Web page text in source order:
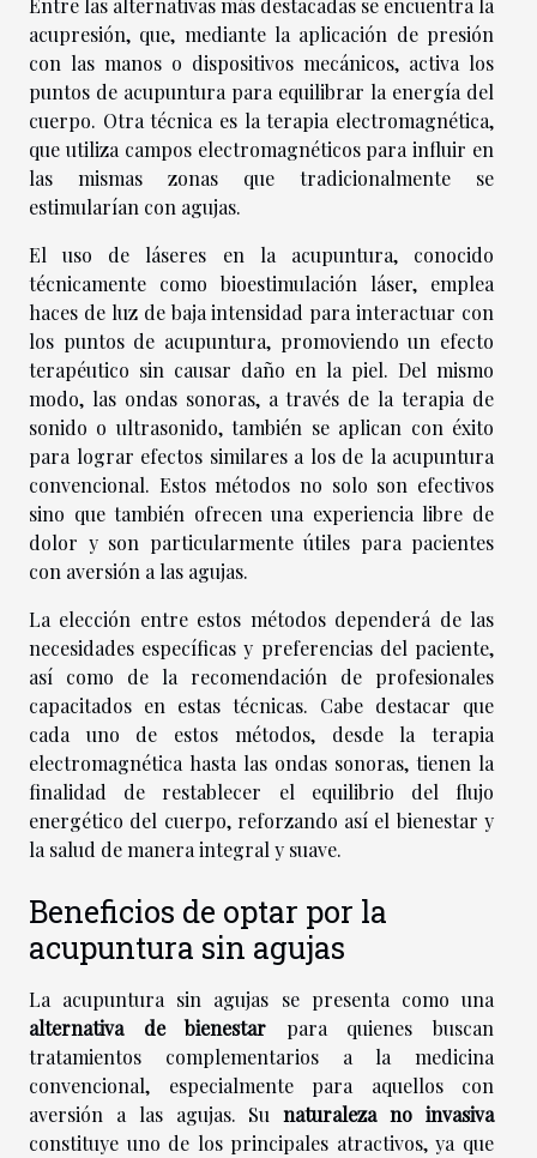
Entre las alternativas más destacadas se encuentra la
acupresión, que, mediante la aplicación de presión
con las manos o dispositivos mecánicos, activa los
puntos de acupuntura para equilibrar la energía del
cuerpo. Otra técnica es la terapia electromagnética,
que utiliza campos electromagnéticos para influir en
las mismas zonas que tradicionalmente se
estimularían con agujas.
El uso de láseres en la acupuntura, conocido
técnicamente como bioestimulación láser, emplea
haces de luz de baja intensidad para interactuar con
los puntos de acupuntura, promoviendo un efecto
terapéutico sin causar daño en la piel. Del mismo
modo, las ondas sonoras, a través de la terapia de
sonido o ultrasonido, también se aplican con éxito
para lograr efectos similares a los de la acupuntura
convencional. Estos métodos no solo son efectivos
sino que también ofrecen una experiencia libre de
dolor y son particularmente útiles para pacientes
con aversión a las agujas.
La elección entre estos métodos dependerá de las
necesidades específicas y preferencias del paciente,
así como de la recomendación de profesionales
capacitados en estas técnicas. Cabe destacar que
cada uno de estos métodos, desde la terapia
electromagnética hasta las ondas sonoras, tienen la
finalidad de restablecer el equilibrio del flujo
energético del cuerpo, reforzando así el bienestar y
la salud de manera integral y suave.
Beneficios de optar por la
acupuntura sin agujas
La acupuntura sin agujas se presenta como una
alternativa de bienestar para quienes buscan
tratamientos complementarios a la medicina
convencional, especialmente para aquellos con
aversión a las agujas. Sunaturaleza no invasiva
constituye uno de los principales atractivos, ya que